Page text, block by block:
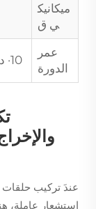
ميكانيك
ي ق
عمر
الدورة
10· دورات
استشعار عاملة،